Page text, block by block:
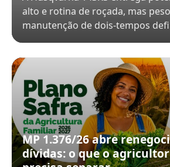
alto e rotina de roçada, mas
manutenção de dois-tempos
MP 1.376/26 abre
dívidas: o que o